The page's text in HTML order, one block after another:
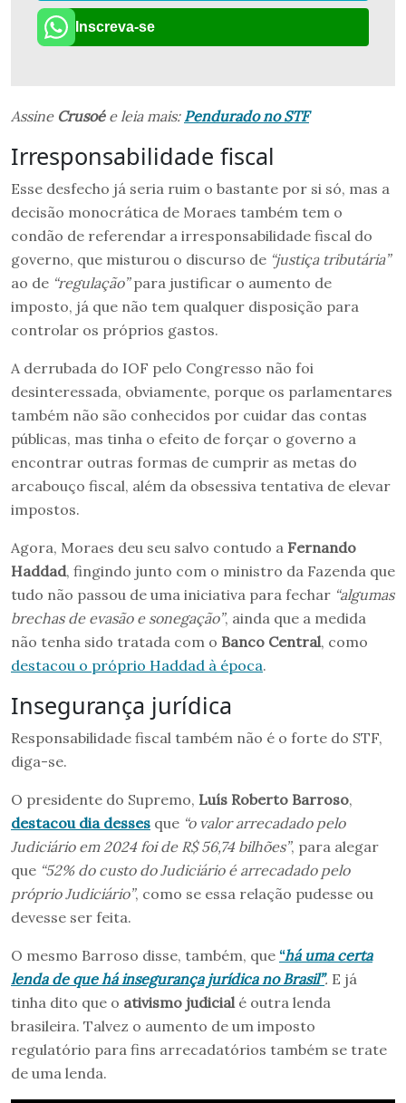
Inscreva-se
Assine Crusoée leia mais: Pendurado no STF
Irresponsabilidade fiscal
Esse desfecho já seria ruim o bastante por si só, mas a
decisão monocrática de Moraes também tem o
condão de referendar a irresponsabilidade fiscal do
governo, que misturou o discurso de “justiça tributária”
ao de “regulação”para justificar o aumento de
imposto, já que não tem qualquer disposição para
controlar os próprios gastos.
A derrubada do IOF pelo Congresso não foi
desinteressada, obviamente, porque os parlamentares
também não são conhecidos por cuidar das contas
públicas, mas tinha o efeito de forçar o governo a
encontrar outras formas de cumprir as metas do
arcabouço fiscal, além da obsessiva tentativa de elevar
impostos.
Agora, Moraes deu seu salvo contudo a Fernando
Haddad, fingindo junto com o ministro da Fazenda que
tudo não passou de uma iniciativa para fechar “algumas
brechas de evasão e sonegação”, ainda que a medida
não tenha sido tratada com o Banco Central, como
destacou o próprio Haddad à época.
Insegurança jurídica
Responsabilidade fiscal também não é o forte do STF,
diga-se.
O presidente do Supremo, Luís Roberto Barroso,
destacou dia desses que “o valor arrecadado pelo
Judiciário em 2024 foi de R$ 56,74 bilhões”, para alegar
que “52% do custo do Judiciário é arrecadado pelo
próprio Judiciário”, como se essa relação pudesse ou
devesse ser feita.
O mesmo Barroso disse, também, que “há uma certa
lenda de que há insegurança jurídica no Brasil”. E já
tinha dito que o ativismo judicialé outra lenda
brasileira. Talvez o aumento de um imposto
regulatório para fins arrecadatórios também se trate
de uma lenda.